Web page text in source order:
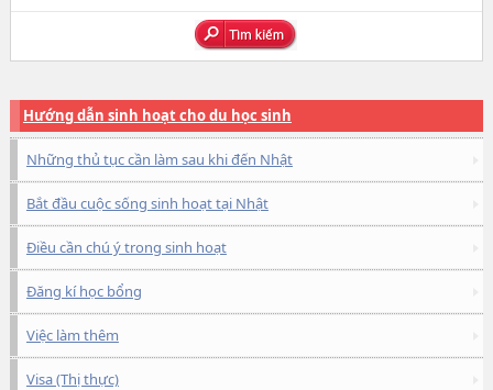
Hướng dẫn sinh hoạt cho du học sinh
Những thủ tục cần làm sau khi đến Nhật
Bắt đầu cuộc sống sinh hoạt tại Nhật
Điều cần chú ý trong sinh hoạt
Đăng kí học bổng
Việc làm thêm
Visa (Thị thực)